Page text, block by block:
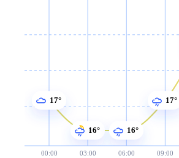
00:00 03:00 06:00 09:00
17°
16° 16°
17°